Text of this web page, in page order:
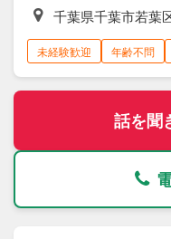
千葉県千葉市若葉
未経験歓迎 年齢不問
話を聞